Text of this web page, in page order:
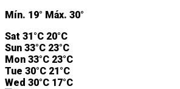
Mín. 19° Máx. 30°
Sat 31°C 20°C
Sun 33°C 23°C
Mon 33°C 23°C
Tue 30°C 21°C
Wed 30°C 17°C